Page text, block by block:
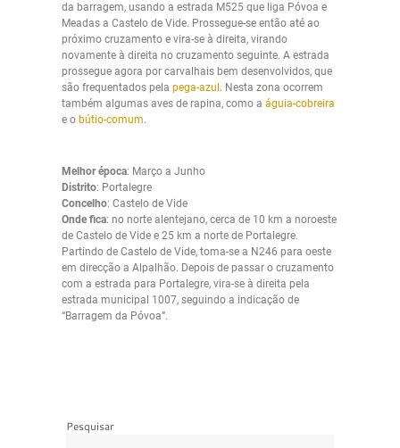
da barragem, usando a estrada M525 que liga Póvoa e
Meadas a Castelo de Vide. Prossegue-se então até ao
próximo cruzamento e vira-se à direita, virando
novamente à direita no cruzamento seguinte. A estrada
prossegue agora por carvalhais bem desenvolvidos, que
são frequentados pela pega-azul . Nesta zona ocorrem
também algumas aves de rapina, como a águia-cobreira
e o bútio-comum.
Melhor época: Março a Junho
Distrito: Portalegre
Concelho: Castelo de Vide
Onde fica: no norte alentejano, cerca de 10 km a noroeste
de Castelo de Vide e 25 km a norte de Portalegre.
Partindo de Castelo de Vide, toma-se a N246 para oeste
em direcção a Alpalhão. Depois de passar o cruzamento
com a estrada para Portalegre, vira-se à direita pela
estrada municipal 1007, seguindo a indicação de
“Barragem da Póvoa”.
Pesquisar